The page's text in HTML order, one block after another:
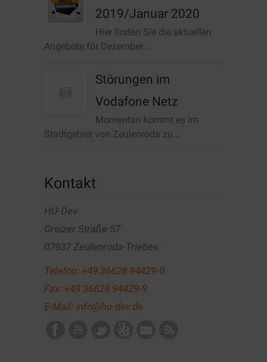
2019/Januar 2020
Hier finden Sie die aktuellen
Angebote für Dezember...
Störungen im
Vodafone Netz
Momentan kommt es im
Stadtgebiet von Zeulenroda zu...
Kontakt
HU-Dev
Greizer Straße 57
07937 Zeulenroda-Triebes
Telefon: +49 36628 94429-0
Fax: +49 36628 94429-9
E-Mail: info@hu-dev.de